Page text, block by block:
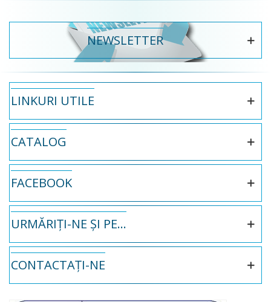
NEWSLETTER
LINKURI UTILE
CATALOG
FACEBOOK
URMĂRIȚI-NE ȘI PE...
CONTACTAȚI-NE